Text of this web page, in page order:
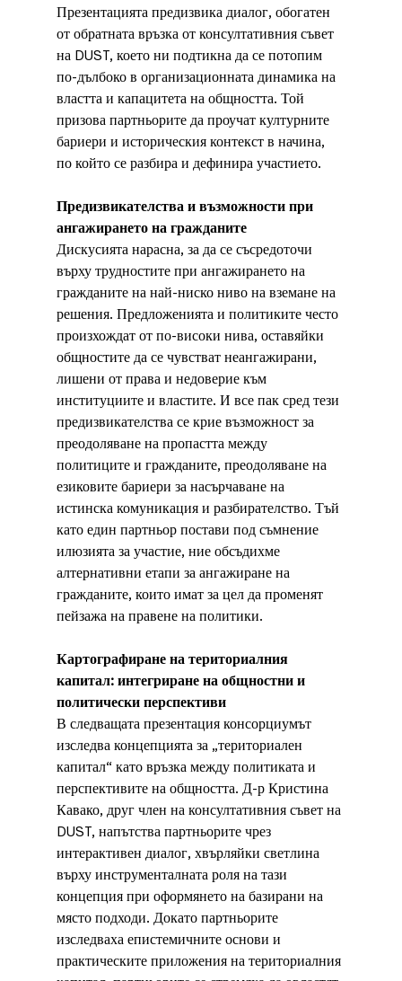
Презентацията предизвика диалог, обогатен
от обратната връзка от консултативния съвет
на DUST, което ни подтикна да се потопим
по-дълбоко в организационната динамика на
властта и капацитета на общността. Той
призова партньорите да проучат културните
бариери и историческия контекст в начина,
по който се разбира и дефинира участието.
Предизвикателства и възможности при
ангажирането на гражданите
Дискусията нарасна, за да се съсредоточи
върху трудностите при ангажирането на
гражданите на най-ниско ниво на вземане на
решения. Предложенията и политиките често
произхождат от по-високи нива, оставяйки
общностите да се чувстват неангажирани,
лишени от права и недоверие към
институциите и властите. И все пак сред тези
предизвикателства се крие възможност за
преодоляване на пропастта между
политиците и гражданите, преодоляване на
езиковите бариери за насърчаване на
истинска комуникация и разбирателство. Тъй
като един партньор постави под съмнение
илюзията за участие, ние обсъдихме
алтернативни етапи за ангажиране на
гражданите, които имат за цел да променят
пейзажа на правене на политики.
Картографиране на териториалния
капитал: интегриране на общностни и
политически перспективи
В следващата презентация консорциумът
изследва концепцията за „териториален
капитал“ като връзка между политиката и
перспективите на общността. Д-р Кристина
Кавако, друг член на консултативния съвет на
DUST, напътства партньорите чрез
интерактивен диалог, хвърляйки светлина
върху инструменталната роля на тази
концепция при оформянето на базирани на
място подходи. Докато партньорите
изследваха епистемичните основи и
практическите приложения на териториалния